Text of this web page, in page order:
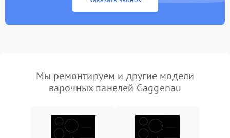
Мы ремонтируем и другие модели
варочных панелей Gaggenau